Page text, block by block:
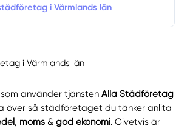
i Värmlands län
i Värmlands län
använder tjänstenAlla Städföretag
över så städföretaget du tänker anlita
, moms &god ekonomi. Givetvis är